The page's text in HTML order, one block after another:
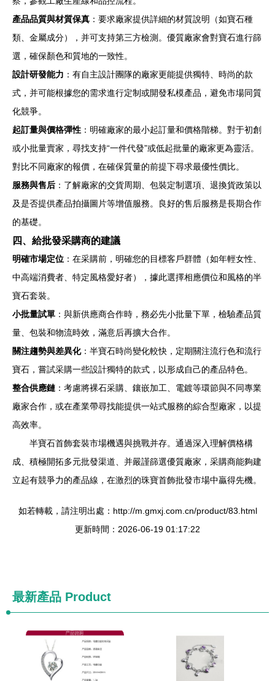
產品品質與材質保真 ：要求廠家提供詳細的材質說明（如寶石種
類、金屬成分），并可支持第三方檢測。優質廠家會對寶石進行篩
選，確保顏色和質地的一致性。
設計研發能力 ：有自主設計團隊的廠家更能提供獨特、時尚的款
式，并可能根據您的需求進行定制或開發私模產品，避免市場同質
化競爭。
起訂量與價格彈性 ：明確廠家的最小起訂量和價格階梯。對于初創
或小批量賣家，尋找支持“一件代發”或低起批量的廠家更為靈活。
對比不同廠家的報價，在確保質量的前提下尋求最優性價比。
服務與售后 ：了解廠家的交貨周期、包裝定制選項、退換貨政策以
及是否提供產品拍攝圖片等增值服務。良好的售后服務是長期合作
的基礎。
四、給批發采購商的建議
明確市場定位 ：在采購前，明確您的目標客戶群體（如年輕女性、
中高端消費者、特定風格愛好者），據此選擇相應價位和風格的半
寶石套裝。
小批量試單 ：與新供應商合作時，務必先小批量下單，檢驗產品質
量、包裝和物流時效，滿意后再擴大合作。
關注趨勢與差異化：半寶石時尚變化較快，定期關注流行色和流行
寶石，嘗試采購一些設計獨特的款式，以形成自己的產品特色。
整合供應鏈 ：考慮將裸石采購、鑲嵌加工、電鍍等環節與不同專業
廠家合作，或在產業帶尋找能提供一站式服務的綜合型廠家，以提
高效率。
半寶石首飾套裝市場機遇與挑戰并存。通過深入理解價格構
成、積極開拓多元批發渠道、并嚴謹篩選優質廠家，采購商能夠建
立起有競爭力的產品線，在激烈的珠寶首飾批發市場中贏得先機。
如若轉載，請注明出處：http://m.gmxj.com.cn/product/83.html
更新時間：2026-06-19 01:17:22
最新產品 Product